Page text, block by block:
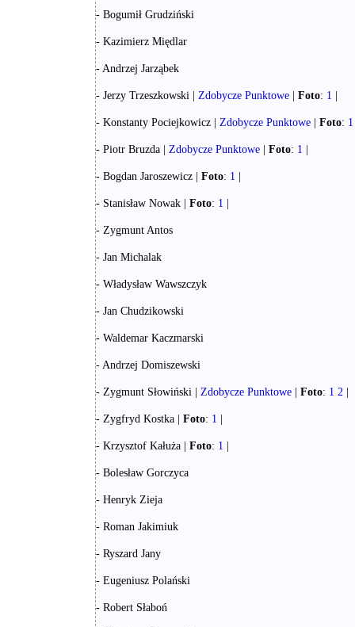
- Bogumił Grudziński
- Kazimierz Międlar
- Andrzej Jarząbek
- Jerzy Trzeszkowski | Zdobycze Punktowe | Foto: 1 |
- Konstanty Pociejkowicz | Zdobycze Punktowe | Foto: 1
- Piotr Bruzda | Zdobycze Punktowe | Foto: 1 |
- Bogdan Jaroszewicz | Foto: 1 |
- Stanisław Nowak | Foto: 1 |
- Zygmunt Antos
- Jan Michalak
- Władysław Wawszczyk
- Jan Chudzikowski
- Waldemar Kaczmarski
- Andrzej Domiszewski
- Zygmunt Słowiński | Zdobycze Punktowe | Foto: 1 2 |
- Zygfryd Kostka | Foto: 1 |
- Krzysztof Kałuża | Foto: 1 |
- Bolesław Gorczyca
- Henryk Zieja
- Roman Jakimiuk
- Ryszard Jany
- Eugeniusz Polański
- Robert Słaboń